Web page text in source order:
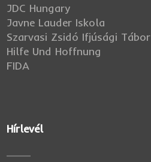
JDC Hungary
Javne Lauder Iskola
Szarvasi Zsidó Ifjúsági Tábor
Hilfe Und Hoffnung
FIDA
Hírlevél